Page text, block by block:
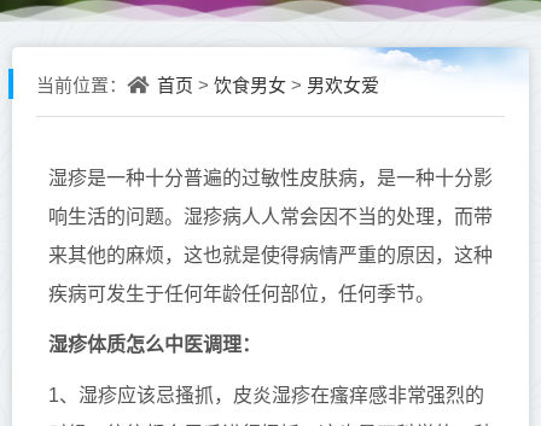
当前位置： 首页 > 饮食男女 > 男欢女爱
湿疹是一种十分普遍的过敏性皮肤病，是一种十分影
响生活的问题。湿疹病人人常会因不当的处理，而带
来其他的麻烦，这也就是使得病情严重的原因，这种
疾病可发生于任何年龄任何部位，任何季节。
湿疹体质怎么中医调理：
1、湿疹应该忌搔抓，皮炎湿疹在瘙痒感非常强烈的